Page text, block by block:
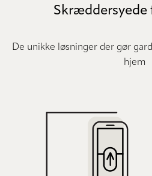
De unikke løsninger der gør
hjem